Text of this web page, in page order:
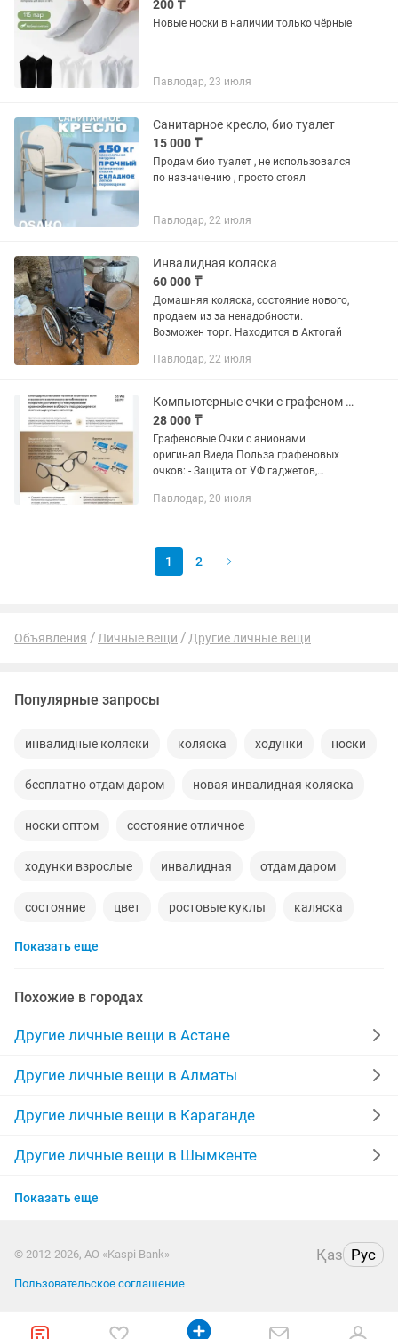
200 ₸
Новые носки в наличии только чёрные
Павлодар, 23 июля
Санитарное кресло, био туалет
15 000 ₸
Продам био туалет , не использовался
по назначению , просто стоял
Павлодар, 22 июля
Инвалидная коляска
60 000 ₸
Домашняя коляска, состояние нового,
продаем из за ненадобности.
Возможен торг. Находится в Актогай
Павлодар, 22 июля
Компьютерные очки с графеном ( коррекционные) Whieda.
28 000 ₸
Графеновые Очки с анионами
оригинал Виеда.Польза графеновых
очков: - Защита от УФ гаджетов,
Улучшение зрения - Нормализует
Павлодар, 20 июля
1 2
Объявления Личные вещи Другие личные вещи
Популярные запросы
инвалидные коляски коляска ходунки носки
бесплатно отдам даром новая инвалидная коляска
носки оптом состояние отличное
ходунки взрослые инвалидная отдам даром
состояние цвет ростовые куклы каляска
отличный
для инвалидов утеряны документы
коляска инвалидов костыли детские
ткань продать памперсы для взрослых
комплекты вязаные носки ручное
рабочим
Показать еще
Похожие в городах
Другие личные вещи в Астане
Другие личные вещи в Алматы
Другие личные вещи в Караганде
Другие личные вещи в Шымкенте
Другие личные вещи в Усть-Каменогорске
Другие личные вещи в Актау
Другие личные вещи в Таразе
Показать еще
© 2012-2026, АО «Kaspi Bank» Қаз Рус
Пользовательское соглашение